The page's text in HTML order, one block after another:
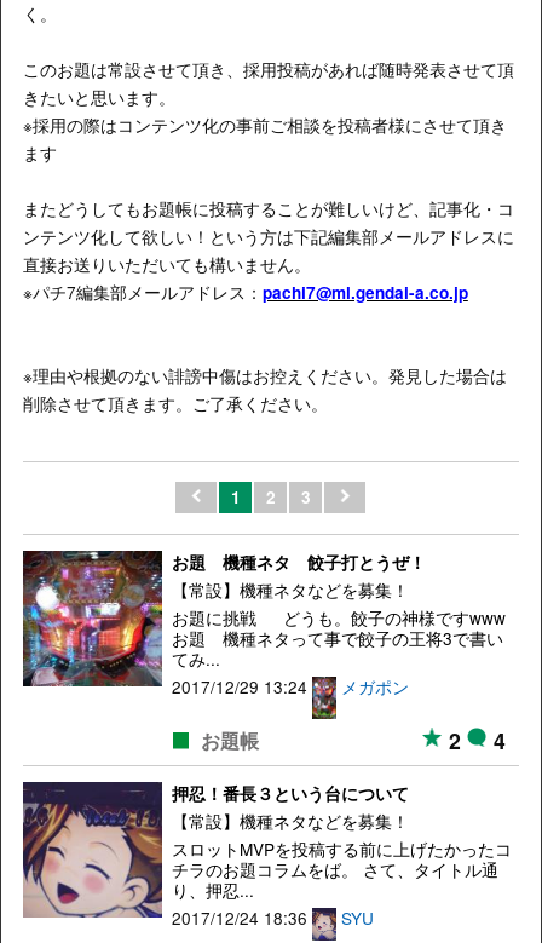
く。
このお題は常設させて頂き、採用投稿があれば随時発表させて頂
きたいと思います。
※採用の際はコンテンツ化の事前ご相談を投稿者様にさせて頂き
ます
またどうしてもお題帳に投稿することが難しいけど、記事化・コ
ンテンツ化して欲しい！という方は下記編集部メールアドレスに
直接お送りいただいても構いません。
※パチ7編集部メールアドレス： pachi7@ml.gendai-a.co.jp
※理由や根拠のない誹謗中傷はお控えください。発見した場合は
削除させて頂きます。ご了承ください。
1 2 3
お題 機種ネタ 餃子打とうぜ！
【常設】機種ネタなどを募集！
お題に挑戦 どうも。餃子の神様ですwww
お題 機種ネタって事で餃子の王将3で書い
てみ...
2017/12/29 13:24
メガポン
お題帳 2 4
押忍！番長３という台について
【常設】機種ネタなどを募集！
スロットMVPを投稿する前に上げたかったコ
チラのお題コラムをば。 さて、タイトル通
り、押忍...
2017/12/24 18:36
SYU